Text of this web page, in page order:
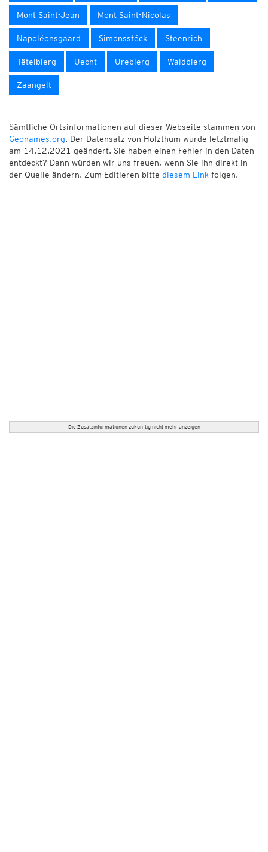
Mont Saint-Jean Mont Saint-Nicolas
Napoléonsgaard Simonsstéck Steenrich
Tëtelbierg Uecht Urebierg Waldbierg
Zaangelt
Sämtliche Ortsinformationen auf dieser Webseite stammen von
Geonames.org. Der Datensatz von Holzthum wurde letztmalig
am 14.12.2021 geändert. Sie haben einen Fehler in den Daten
entdeckt? Dann würden wir uns freuen, wenn Sie ihn direkt in
der Quelle ändern. Zum Editieren bitte diesem Link folgen.
Die Zusatzinformationen zukünftig nicht mehr anzeigen